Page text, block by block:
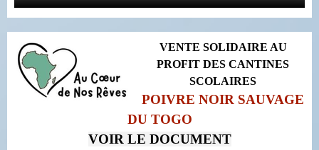
VENTE SOLIDAIRE AU
PROFIT DES CANTINES
SCOLAIRES
POIVRE NOIR SAUVAGE
DU TOGO
VOIR LE DOCUMENT